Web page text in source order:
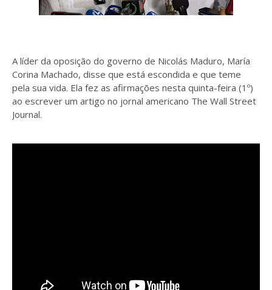
A líder da oposição do governo de Nicolás Maduro, María
Corina Machado, disse que está escondida e que teme
pela sua vida. Ela fez as afirmações nesta quinta-feira (1º)
ao escrever um artigo no jornal americano The Wall Street
Journal.